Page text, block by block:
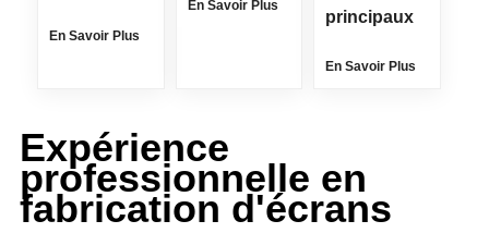
En Savoir Plus
En Savoir Plus
principaux
En Savoir Plus
Expérience
professionnelle en
fabrication d'écrans